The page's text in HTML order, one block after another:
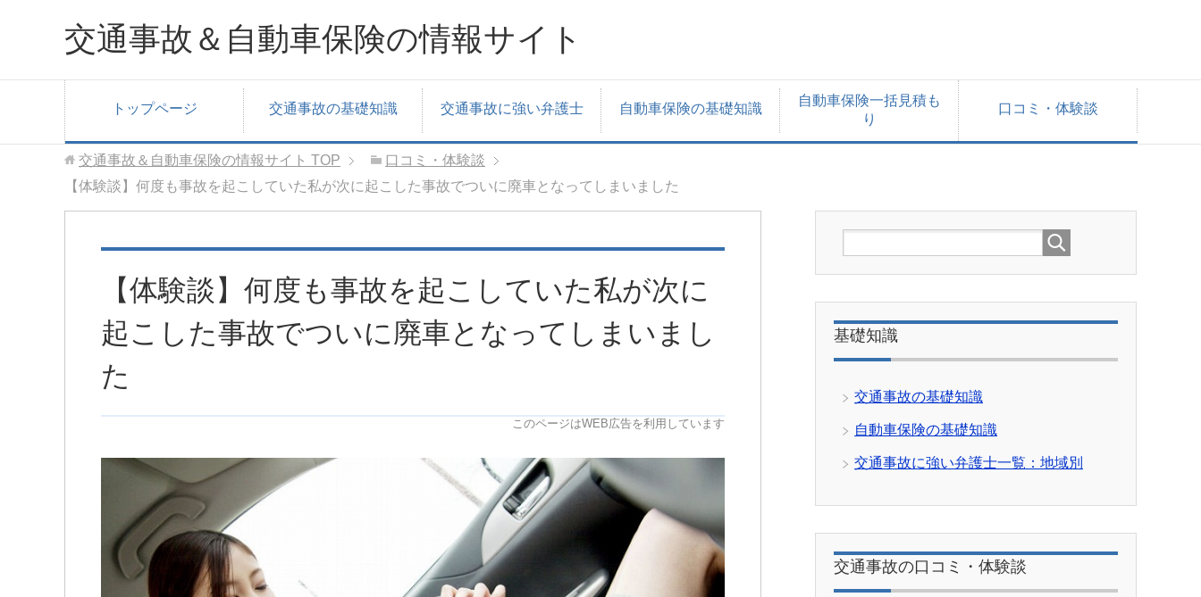
交通事故＆自動車保険の情報サイト
トップページ 交通事故の基礎知識 交通事故に強い弁護士 自動車保険の基礎知識
自動車保険一括見積も
り
口コミ・体験談
交通事故＆自動車保険の情報サイト TOP
口コミ・体験談
【体験談】何度も事故を起こしていた私が次に起こした事故でついに廃車となってしまいました
【体験談】何度も事故を起こしていた私が次に
起こした事故でついに廃車となってしまいまし
た
このページはWEB広告を利用しています
基礎知識
交通事故の基礎知識
自動車保険の基礎知識
交通事故に強い弁護士一覧：地域別
交通事故の口コミ・体験談